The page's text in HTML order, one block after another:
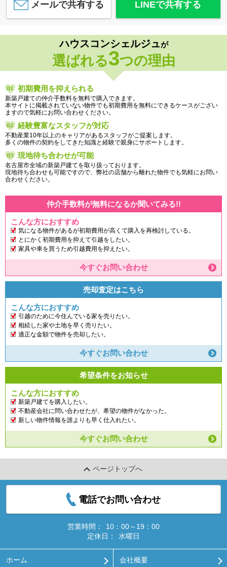
メールで共有する LINEで共有する
ハウスコンシェルジュが
選ばれる3つの理由
初期費用を抑えられる
新築戸建ての仲介手数料を無料で購入できます。
本サイトに掲載されていない物件でも初期費用を無料にできるケースがござい
ますので気軽にお問い合わせください。
経験豊富なスタッフが対応
不動産業10年以上のキャリアがあるスタッフがご提案します。
多くの物件の契約をしてきた知識と経験で親身にサポートします。
現地待ち合わせが可能
名古屋市全域の新築戸建てを取り扱っております。
現地待ち合わせも可能ですので、弊社の店舗から離れた物件でも気軽にお問い
合わせください。
仲介手数料が無料になるか聞いてみる!!
こんな方におすすめ
気になる物件があるが初期費用が高くて購入を再検討している。
とにかく初期費用を抑えて引越をしたい。
家具や車を買うため引越費用を抑えたい。
今すぐお問い合わせ
売却査定はこちら
こんな方におすすめ
引越のために今住んでいる家を売りたい。
相続した家や土地を早く売りたい。
適正な金額で物件を売却したい。
今すぐお問い合わせ
希望条件をお知らせ
こんな方におすすめ
新築戸建てを購入したい。
不動産会社に問い合わせたが、希望の物件がなかった。
新しい物件情報を誰よりも早く仕入れたい。
今すぐお問い合わせ
ページトップへ
電話でお問い合わせ
営業時間：
10：00～19：00
定休日：
水曜日
ホーム 会社概要